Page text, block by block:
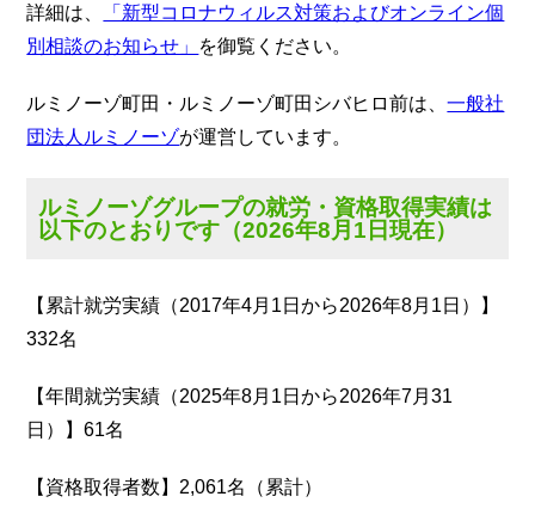
詳細は、
「新型コロナウィルス対策およびオンライン個
別相談のお知らせ」 を御覧ください。
ルミノーゾ町田・ルミノーゾ町田シバヒロ前は、一般社
団法人ルミノーゾが運営しています。
ルミノーゾグループの就労・資格取得実績は
以下のとおりです（2026年8月1日現在）
【累計就労実績（2017年4月1日から2026年8月1日）】
332名
【年間就労実績（2025年8月1日から2026年7月31
日）】61名
【資格取得者数】2,061名（累計）